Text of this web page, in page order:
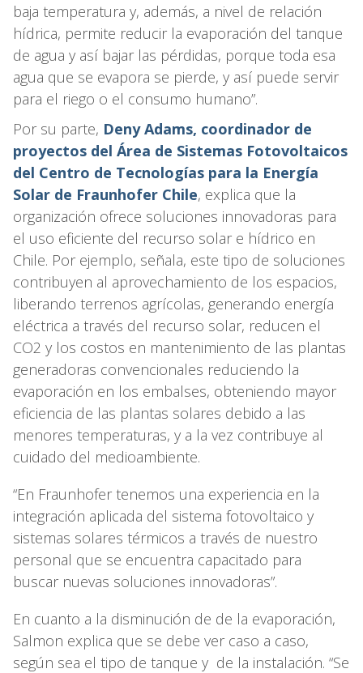
baja temperatura y, además, a nivel de relación
hídrica, permite reducir la evaporación del tanque
de agua y así bajar las pérdidas, porque toda esa
agua que se evapora se pierde, y así puede servir
para el riego o el consumo humano”.
Por su parte, Deny Adams, coordinador de
proyectos del Área de Sistemas Fotovoltaicos
del Centro de Tecnologías para la Energía
Solar de Fraunhofer Chile, explica que la
organización ofrece soluciones innovadoras para
el uso eficiente del recurso solar e hídrico en
Chile. Por ejemplo, señala, este tipo de soluciones
contribuyen al aprovechamiento de los espacios,
liberando terrenos agrícolas, generando energía
eléctrica a través del recurso solar, reducen el
CO2 y los costos en mantenimiento de las plantas
generadoras convencionales reduciendo la
evaporación en los embalses, obteniendo mayor
eficiencia de las plantas solares debido a las
menores temperaturas, y a la vez contribuye al
cuidado del medioambiente.
“En Fraunhofer tenemos una experiencia en la
integración aplicada del sistema fotovoltaico y
sistemas solares térmicos a través de nuestro
personal que se encuentra capacitado para
buscar nuevas soluciones innovadoras”.
En cuanto a la disminución de de la evaporación,
Salmon explica que se debe ver caso a caso,
según sea el tipo de tanque y de la instalación. “Se